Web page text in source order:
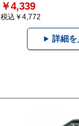
￥4,339
税込￥4,772
詳細を